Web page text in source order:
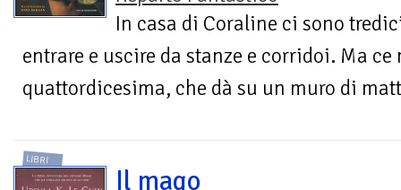
In casa di Coraline ci sono
entrare e uscire da stanze e corridoi. Ma
quattordicesima, che dà su un muro di
LIBRI
Il mago